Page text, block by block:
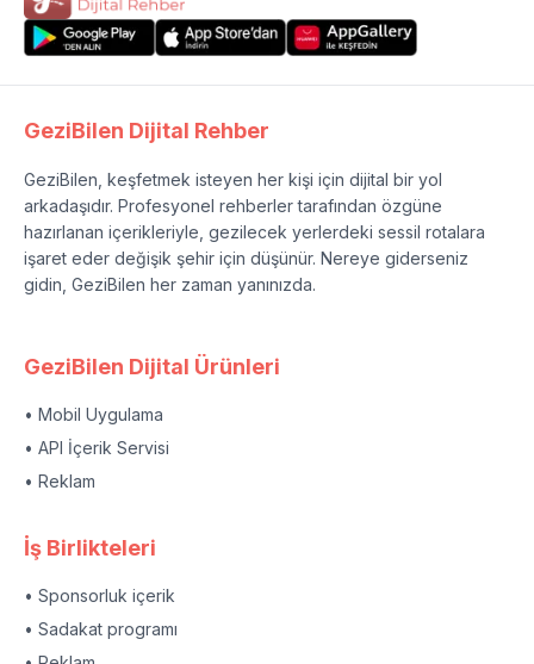
GeziBilen Dijital Rehber
GeziBilen, keşfetmek isteyen her kişi için dijital bir yol
arkadaşıdır. Profesyonel rehberler tarafından özgüne
hazırlanan içerikleriyle, gezilecek yerlerdeki sessil rotalara
işaret eder değişik şehir için düşünür. Nereye giderseniz
gidin, GeziBilen her zaman yanınızda.
GeziBilen Dijital Ürünleri
• Mobil Uygulama
• API İçerik Servisi
• Reklam
İş Birlikteleri
• Sponsorluk içerik
• Sadakat programı